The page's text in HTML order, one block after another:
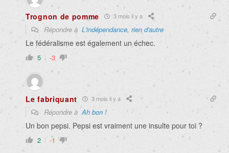
Trognon de pomme 3 mois il y a
Répondre à L'indépendance, rien d'autre
Le fédéralisme est également un échec.
5 -3
Le fabriquant 3 mois il y a
Répondre à Ah bon !
Un bon pepsi. Pepsi est vraiment une insulte pour toi ?
2 -1